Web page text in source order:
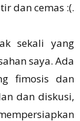
dan cemas :(.
sekali yang
saya. Ada
fimosis dan
dan diskusi,